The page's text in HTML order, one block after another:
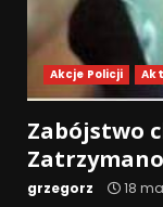
Akcje Policji
Zabójstwo
grzegorz 18